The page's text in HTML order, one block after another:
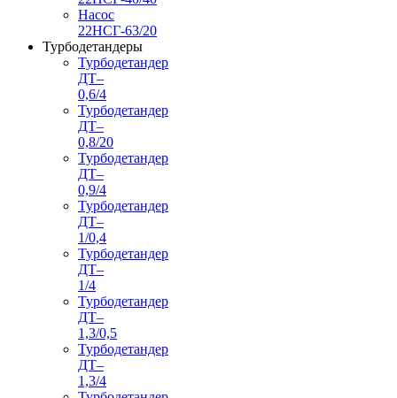
Насос
22НСГ-63/20
Турбодетандеры
Турбодетандер
ДТ–
0,6/4
Турбодетандер
ДТ–
0,8/20
Турбодетандер
ДТ–
0,9/4
Турбодетандер
ДТ–
1/0,4
Турбодетандер
ДТ–
1/4
Турбодетандер
ДТ–
1,3/0,5
Турбодетандер
ДТ–
1,3/4